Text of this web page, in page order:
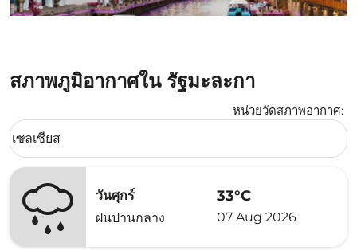
สภาพภูมิอากาศใน รัฐมะละกา
หน่วยวัดสภาพอากาศ:
Weather unit option เซลเซียส Selected
เซลเซียส
keyboard_arrow_down
วันศุกร์
ฝนปานกลาง
33°C
07 Aug 2026